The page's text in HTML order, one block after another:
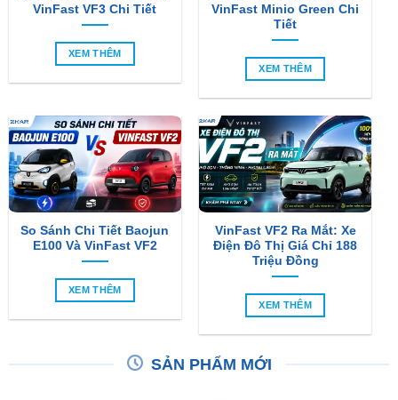
XEM THÊM
XEM THÊM
So Sánh Chi Tiết Baojun
E100 Và VinFast VF2
XEM THÊM
VinFast VF2 Ra Mắt: Xe
Điện Đô Thị Giá Chỉ 188
Triệu Đồng
XEM THÊM
SẢN PHẨM MỚI